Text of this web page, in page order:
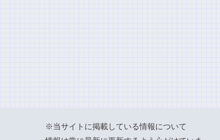
※当サイトに掲載している情報について